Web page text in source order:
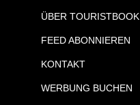
ÜBER TOURISTBOOK
FEED ABONNIEREN
KONTAKT
WERBUNG BUCHEN